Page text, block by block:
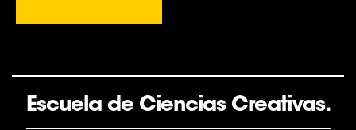
Escuela de Ciencias Creativas.